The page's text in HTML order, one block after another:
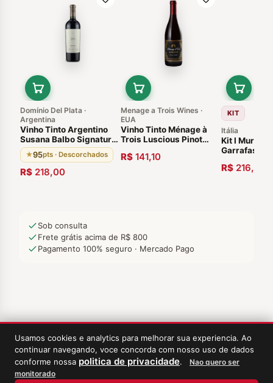
Domínio Del Plata ·
Argentina
Vinho Tinto Argentino
Susana Balbo Signature
Brioso 2019 Luján de
Cuyo Agrelo Mendoza
★95pts · Descorchados
R$ 218,00
Menage a Trois Wines ·
EUA
Vinho Tinto Ménage à
Trois Luscious Pinot
Estados Unidos
R$ 141,10
KIT
Itália
Kit I Muri
Garrafas
R$ 216,00
Sob consulta
Frete grátis acima de R$ 800
Pagamento 100% seguro · Mercado Pago
Usamos cookies e analytics para melhorar sua experiencia. Ao
continuar navegando, voce concorda com nosso uso de dados
conforme nossa politica de privacidade.
Nao quero ser
monitorado
‹ Meus Vinhos